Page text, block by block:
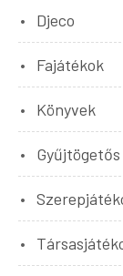
Djeco
Fajátékok
Könyvek